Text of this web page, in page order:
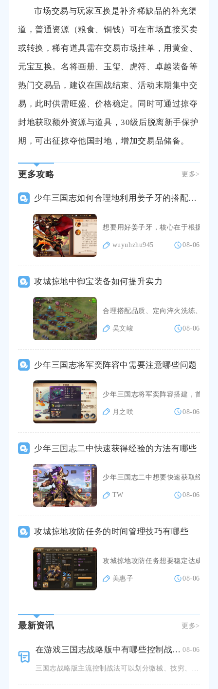
市场交易与玩家互换是补齐稀缺品的补充渠
道，普通资源（粮食、铜钱）可在市场直接买卖
或转换，稀有道具需在交易市场挂单，用黄金、
元宝互换。名将画册、玉玺、虎符、卓越装备等
热门交易品，建议在国战结束、活动末期集中交
易，此时供需旺盛、价格稳定。同时可通过掠夺
封地获取额外资源与道具，30级后脱离新手保护
期，可出征掠夺他国封地，增加交易品储备。
更多攻略 更多>
少年三国志如何合理地利用姜子牙的搭配技巧
想要用好姜子牙，核心在于根据对
wuyuhzhu945 08-06
攻城掠地中御宝装备如何提升实力
合理搭配品质、定向淬火洗练、针
吴文峻 08-06
少年三国志将军奕阵容中需要注意哪些问题
少年三国志将军奕阵容搭建，首要
月之咲 08-06
少年三国志二中快速获得经验的方法有哪些
少年三国志二中想要快速获取经验
TW 08-06
攻城掠地攻防任务的时间管理技巧有哪些
攻城掠地攻防任务想要稳定达成目
美惠子 08-06
最新资讯 更多>
在游戏三国志战略版中有哪些控制战法可以实施 08-06